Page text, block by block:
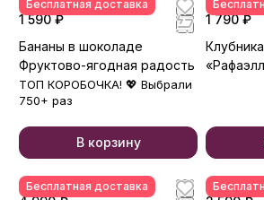
Бесплатная доставка
1 590 ₽
Бананы в шоколаде
Фруктово-ягодная радость
ТОП КОРОБОЧКА! 💖 Выбрали
750+ раз
В корзину
1 790 ₽
Бесплатная доставка